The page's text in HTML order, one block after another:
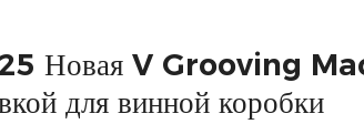
Новая V Grooving
для винной коробки